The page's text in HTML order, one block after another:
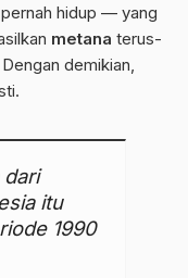
hidup — yang
metana terus-
demikian,
dari
itu
1990